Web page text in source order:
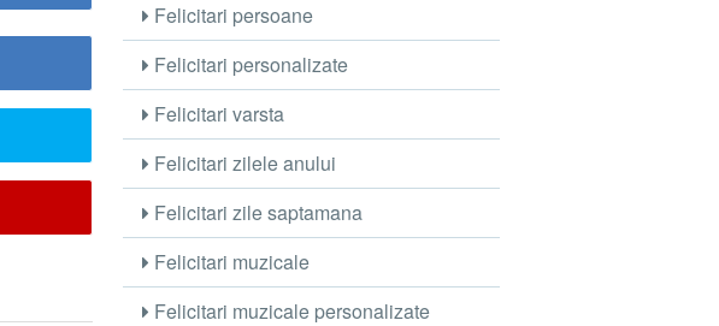
Felicitari persoane
Felicitari personalizate
Felicitari varsta
Felicitari zilele anului
Felicitari zile saptamana
Felicitari muzicale
Felicitari muzicale personalizate